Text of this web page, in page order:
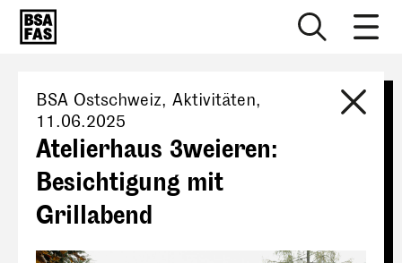
BSA Ostschweiz, Aktivitäten,
11.06.2025
Atelierhaus 3weieren:
Besichtigung mit
Grillabend